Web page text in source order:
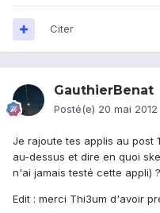
Citer
GauthierBenat
Posté(e) 20 mai 2012
Je rajoute tes applis au post
au-dessus et dire en quoi
n'ai jamais testé cette appli)
Edit : merci Thi3um d'avoir